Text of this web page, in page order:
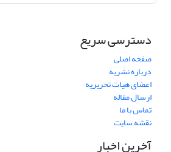
دسترسی سریع
صفحه اصلی
درباره نشریه
اعضای هیات تحریریه
ارسال مقاله
تماس با ما
نقشه سایت
آخرین اخبار